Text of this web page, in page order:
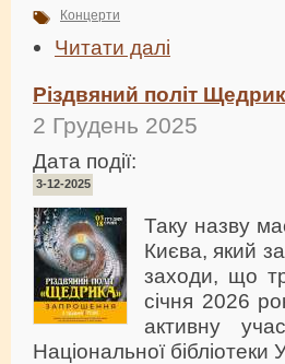
Концерти
Читати далі
Різдвяний політ
2 Грудень 2025
Дата події:
3-12-2025
Таку назву
Києва, який
заходи, що
січня 2026
активну
Національної бібліотеки